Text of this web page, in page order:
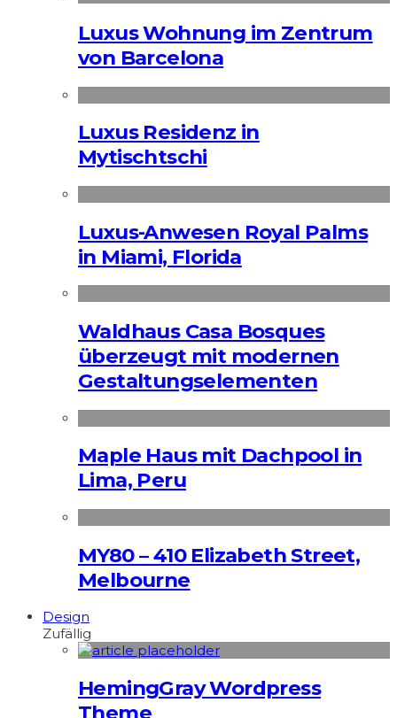
Luxus Wohnung im Zentrum
von Barcelona
Luxus Residenz in
Mytischtschi
Luxus-Anwesen Royal Palms
in Miami, Florida
Waldhaus Casa Bosques
überzeugt mit modernen
Gestaltungselementen
Maple Haus mit Dachpool in
Lima, Peru
MY80 – 410 Elizabeth Street,
Melbourne
Design
Zufällig
HemingGray Wordpress
Theme